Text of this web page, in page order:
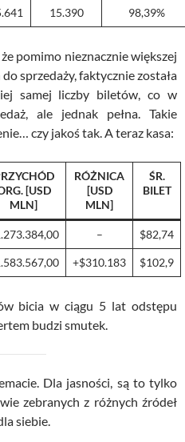
15.390 98,39%
pomimo nieznacznie większej
sprzedaży, faktycznie została
samej liczby biletów, co w
ale jednak pełna. Takie
czy jakoś tak. A teraz kasa:
[USD
MLN]
RÓŻNICA
[USD
MLN]
ŚR.
BILET
– $82,74
+$310.183 $102,9
bicia w ciągu 5 lat odstępu
budzi smutek.
Dla jasności, są to tylko
zebranych z różnych źródeł
siebie.